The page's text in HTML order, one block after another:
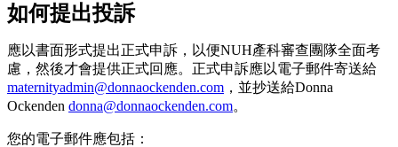
如何提出投訴
應以書面形式提出正式申訴，以便NUH產科審查團隊全面考
慮，然後才會提供正式回應。正式申訴應以電子郵件寄送給
maternityadmin@donnaockenden.com ，並抄送給Donna
Ockenden donna@donnaockenden.com。
您的電子郵件應包括：